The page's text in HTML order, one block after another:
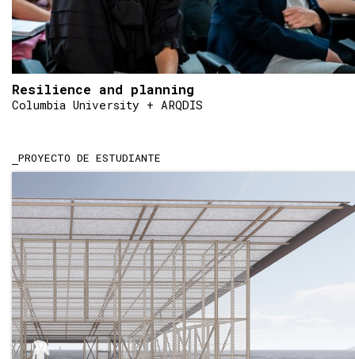
Resilience and planning
Columbia University + ARQDIS
PROYECTO DE ESTUDIANTE